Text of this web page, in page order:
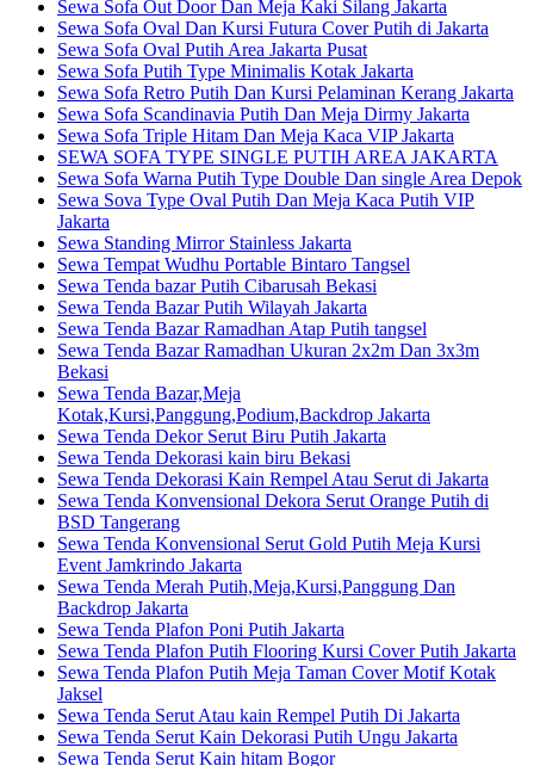
Sewa Sofa Out Door Dan Meja Kaki Silang Jakarta
Sewa Sofa Oval Dan Kursi Futura Cover Putih di Jakarta
Sewa Sofa Oval Putih Area Jakarta Pusat
Sewa Sofa Putih Type Minimalis Kotak Jakarta
Sewa Sofa Retro Putih Dan Kursi Pelaminan Kerang Jakarta
Sewa Sofa Scandinavia Putih Dan Meja Dirmy Jakarta
Sewa Sofa Triple Hitam Dan Meja Kaca VIP Jakarta
SEWA SOFA TYPE SINGLE PUTIH AREA JAKARTA
Sewa Sofa Warna Putih Type Double Dan single Area Depok
Sewa Sova Type Oval Putih Dan Meja Kaca Putih VIP
Jakarta
Sewa Standing Mirror Stainless Jakarta
Sewa Tempat Wudhu Portable Bintaro Tangsel
Sewa Tenda bazar Putih Cibarusah Bekasi
Sewa Tenda Bazar Putih Wilayah Jakarta
Sewa Tenda Bazar Ramadhan Atap Putih tangsel
Sewa Tenda Bazar Ramadhan Ukuran 2x2m Dan 3x3m
Bekasi
Sewa Tenda Bazar,Meja
Kotak,Kursi,Panggung,Podium,Backdrop Jakarta
Sewa Tenda Dekor Serut Biru Putih Jakarta
Sewa Tenda Dekorasi kain biru Bekasi
Sewa Tenda Dekorasi Kain Rempel Atau Serut di Jakarta
Sewa Tenda Konvensional Dekora Serut Orange Putih di
BSD Tangerang
Sewa Tenda Konvensional Serut Gold Putih Meja Kursi
Event Jamkrindo Jakarta
Sewa Tenda Merah Putih,Meja,Kursi,Panggung Dan
Backdrop Jakarta
Sewa Tenda Plafon Poni Putih Jakarta
Sewa Tenda Plafon Putih Flooring Kursi Cover Putih Jakarta
Sewa Tenda Plafon Putih Meja Taman Cover Motif Kotak
Jaksel
Sewa Tenda Serut Atau kain Rempel Putih Di Jakarta
Sewa Tenda Serut Kain Dekorasi Putih Ungu Jakarta
Sewa Tenda Serut Kain hitam Bogor